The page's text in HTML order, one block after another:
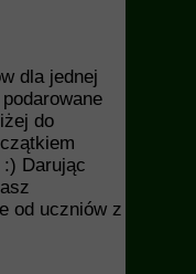
dla jednej
do
Darując
od uczniów z